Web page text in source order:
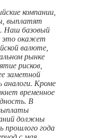
компании,
выплатят
Наш базовый
это окажет
валюте,
рынке
рисков,
заметной
Кроме
временное
В
должны
прошлого года